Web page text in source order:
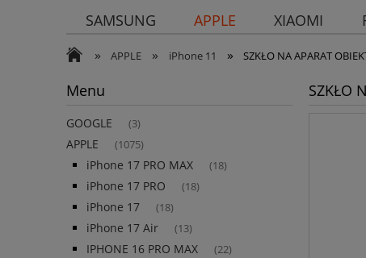
SAMSUNG APPLE XIAOMI
Uchwyty
Ochrona aparatu
» APPLE » iPhone 11 » SZKŁO NA APARAT
Menu
GOOGLE (3)
APPLE (1075)
iPhone 17 PRO MAX (18)
iPhone 17 PRO (18)
iPhone 17 (18)
iPhone 17 Air (13)
IPHONE 16 PRO MAX (22)
SZKŁO